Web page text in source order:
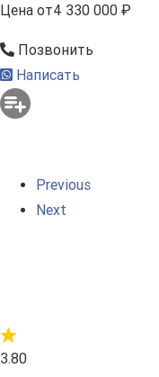
Цена от4 330 000 ₽
Позвонить
Написать
Previous
Next
3.80